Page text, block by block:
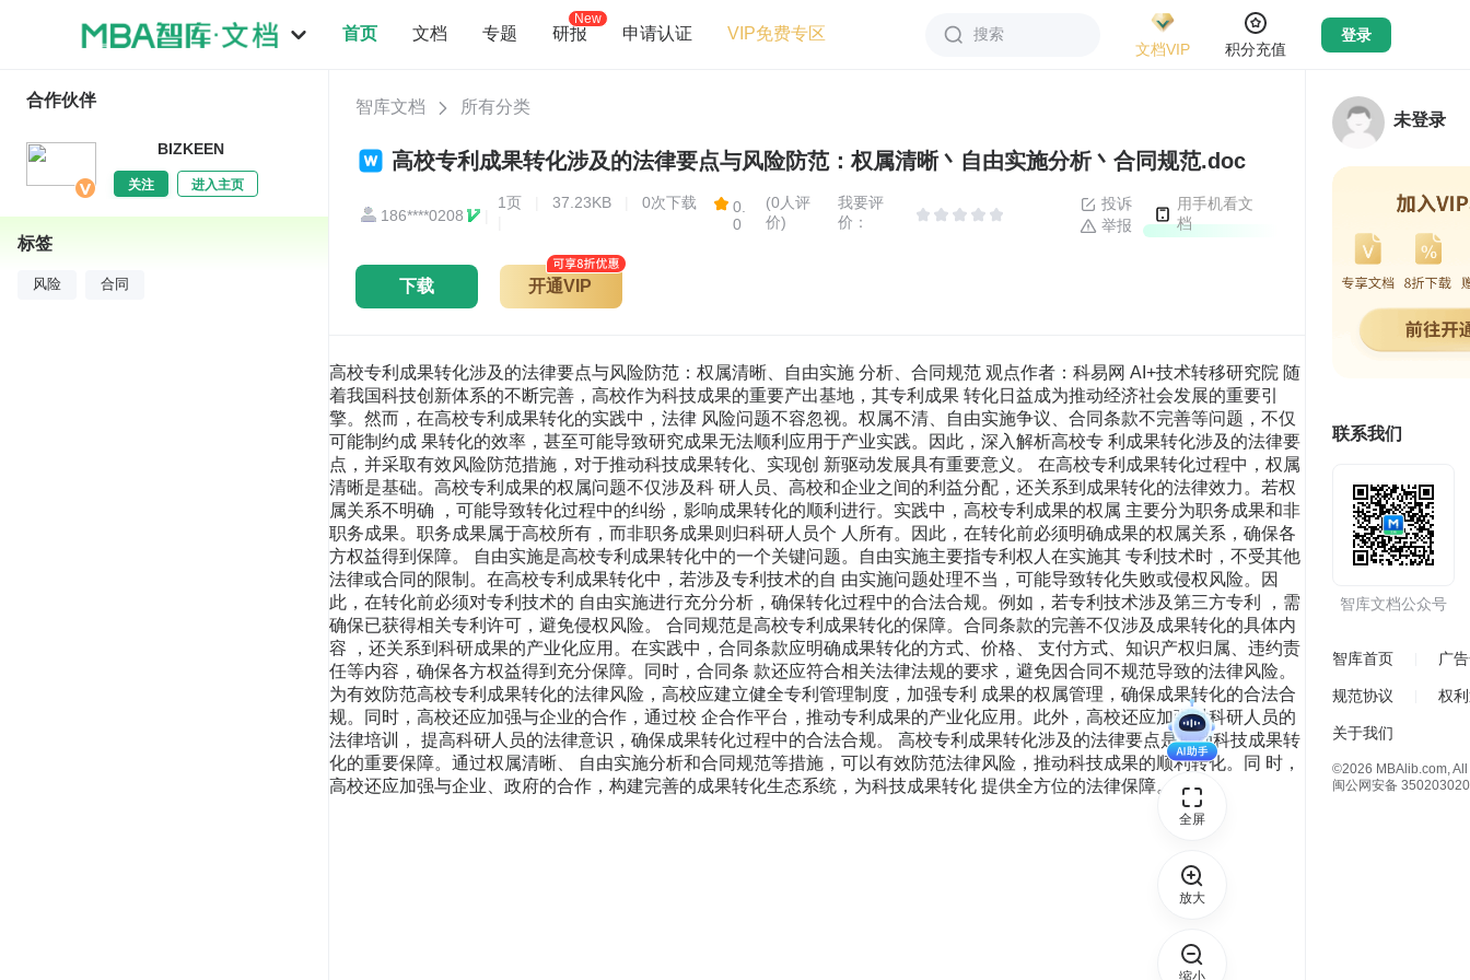
首页 文档 专题 研报
New
申请认证 VIP免费专区
搜索
文档VIP
积分充值
登录
智库文档 所有分类
高校专利成果转化涉及的法律要点与风险防范：权属清晰丶自由实施分析丶合同规范.doc
186****0208
1页 37.23KB
0次下载
0.
0
(0人评
价)
我要评
价：
投诉
举报
用手机看文
档
下载 开通VIP
高校专利成果转化涉及的法律要点与风险防范：权属清晰、自由实施 分析、合同规范 观点作者：科易网 AI+技术转移研究院 随
着我国科技创新体系的不断完善，高校作为科技成果的重要产出基地，其专利成果 转化日益成为推动经济社会发展的重要引
擎。然而，在高校专利成果转化的实践中，法律 风险问题不容忽视。权属不清、自由实施争议、合同条款不完善等问题，不仅
可能制约成 果转化的效率，甚至可能导致研究成果无法顺利应用于产业实践。因此，深入解析高校专 利成果转化涉及的法律要
点，并采取有效风险防范措施，对于推动科技成果转化、实现创 新驱动发展具有重要意义。 在高校专利成果转化过程中，权属
清晰是基础。高校专利成果的权属问题不仅涉及科 研人员、高校和企业之间的利益分配，还关系到成果转化的法律效力。若权
属关系不明确 ，可能导致转化过程中的纠纷，影响成果转化的顺利进行。实践中，高校专利成果的权属 主要分为职务成果和非
职务成果。职务成果属于高校所有，而非职务成果则归科研人员个 人所有。因此，在转化前必须明确成果的权属关系，确保各
方权益得到保障。 自由实施是高校专利成果转化中的一个关键问题。自由实施主要指专利权人在实施其 专利技术时，不受其他
法律或合同的限制。在高校专利成果转化中，若涉及专利技术的自 由实施问题处理不当，可能导致转化失败或侵权风险。因
此，在转化前必须对专利技术的 自由实施进行充分分析，确保转化过程中的合法合规。例如，若专利技术涉及第三方专利 ，需
确保已获得相关专利许可，避免侵权风险。 合同规范是高校专利成果转化的保障。合同条款的完善不仅涉及成果转化的具体内
容 ，还关系到科研成果的产业化应用。在实践中，合同条款应明确成果转化的方式、价格、 支付方式、知识产权归属、违约责
任等内容，确保各方权益得到充分保障。同时，合同条 款还应符合相关法律法规的要求，避免因合同不规范导致的法律风险。
为有效防范高校专利成果转化的法律风险，高校应建立健全专利管理制度，加强专利 成果的权属管理，确保成果转化的合法合
规。同时，高校还应加强与企业的合作，通过校 企合作平台，推动专利成果的产业化应用。此外，高校还应加强对科研人员的
法律培训， 提高科研人员的法律意识，确保成果转化过程中的合法合规。 高校专利成果转化涉及的法律要点是推动科技成果转
化的重要保障。通过权属清晰、 自由实施分析和合同规范等措施，可以有效防范法律风险，推动科技成果的顺利转化。同 时，
高校还应加强与企业、政府的合作，构建完善的成果转化生态系统，为科技成果转化 提供全方位的法律保障。
合作伙伴
BIZKEEN
关注 进入主页
标签
风险 合同
未登录
联系我们
智库文档公众号
智库首页 广
规范协议 权
关于我们
©2026 MBAlib.com,
闽公网安备
全屏
放大
缩小